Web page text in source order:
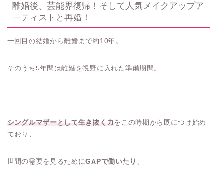
離婚後、芸能界復帰！そして人気メイクアップア
ーティストと再婚！
一回目の結婚から離婚まで約10年。
そのうち5年間は離婚を視野に入れた準備期間。
シングルマザーとして生き抜く力をこの時期から既につけ始め
ており、
世間の需要を見るためにGAPで働いたり 、